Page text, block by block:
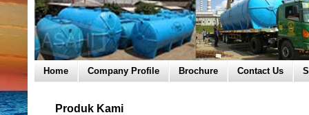
Home Company Profile Brochure Contact Us
Produk Kami